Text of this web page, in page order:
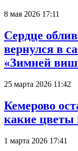
8 мая 2026 17:11
Сердце
вернулся в
«Зимней
25 марта 2026 11:42
Кемерово
какие цветы
1 марта 2026 17:41